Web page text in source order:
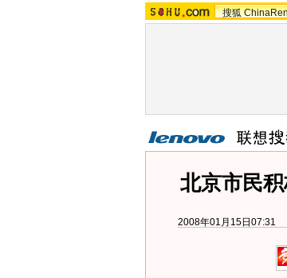
搜狐
北京市民
2008年01月15日07:31